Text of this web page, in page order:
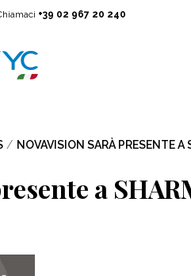
+39 02 967 20 240
/ NOVAVISION SARÀ PRESENTE A
a